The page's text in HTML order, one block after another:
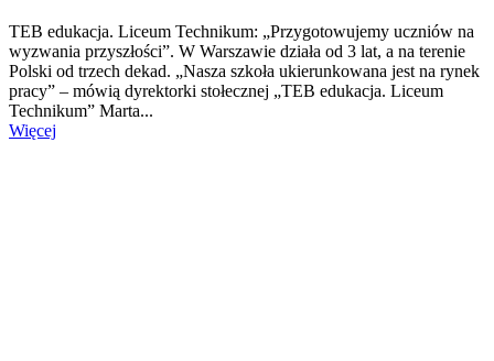
TEB edukacja. Liceum Technikum: „Przygotowujemy uczniów na
wyzwania przyszłości”. W Warszawie działa od 3 lat, a na terenie
Polski od trzech dekad. „Nasza szkoła ukierunkowana jest na rynek
pracy” – mówią dyrektorki stołecznej „TEB edukacja. Liceum
Technikum” Marta...
Więcej